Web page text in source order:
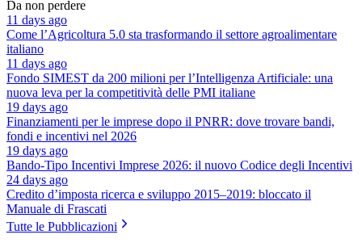
Da non perdere
11 days ago
Come l’Agricoltura 5.0 sta trasformando il settore agroalimentare
italiano
11 days ago
Fondo SIMEST da 200 milioni per l’Intelligenza Artificiale: una
nuova leva per la competitività delle PMI italiane
19 days ago
Finanziamenti per le imprese dopo il PNRR: dove trovare bandi,
fondi e incentivi nel 2026
19 days ago
Bando-Tipo Incentivi Imprese 2026: il nuovo Codice degli Incentivi
24 days ago
Credito d’imposta ricerca e sviluppo 2015–2019: bloccato il
Manuale di Frascati
Tutte le Pubblicazioni